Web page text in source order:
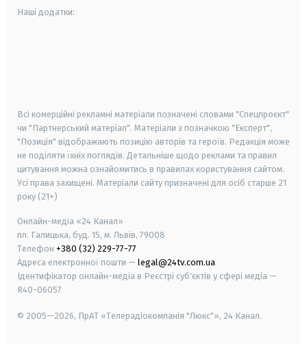
Наші додатки:
Всі комерційні рекламні матеріали позначені словами "Спецпроєкт"
чи "Партнерський матеріал". Матеріали з позначкою "Експерт",
"Позиція" відображають позицію авторів та героїв. Редакція може
не поділяти їхніх поглядів. Детальніше щодо реклами та правил
цитування можна ознайомитись в правилах користування сайтом.
Усі права захищені. Матеріали сайту призначені для осіб старше 21
року (21+)
Онлайн-медіа «24 Канал»
пл. Галицька, буд. 15, м. Львів, 79008
Телефон +380 (32) 229-77-77
Адреса електронної пошти — legal@24tv.com.ua
Ідентифікатор онлайн-медіа в Реєстрі суб'єктів у сфері медіа —
R40-06057
© 2005—2026, ПрАТ «Телерадіокомпанія "Люкс"», 24 Канал.